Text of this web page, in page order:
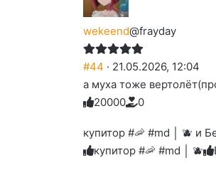
wekeend@frayday
#44 · 21.05.2026, 12:04
а муха тоже
Голосуйте
вверх.
2
Нажмите
реакцию:
улыбаюсь
0
Нажмите
реакцию:
смеюсь
до
0
Нажмите
реакцию:
печаль
0
Нажмите
реакцию:
плачу
0
Нажмите
благодарю
0
купитор #🦐 #md │ 🫐 и
купитор #🦐 #md │ 🫐